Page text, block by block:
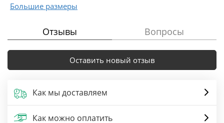
Большие размеры
Отзывы Вопросы
Оставить новый отзыв
Как мы доставляем
Как можно оплатить